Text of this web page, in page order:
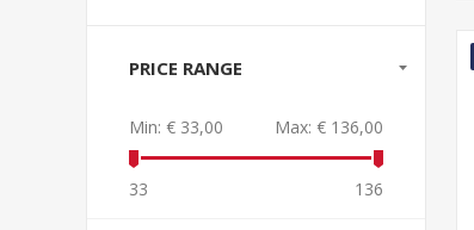
PRICE RANGE
Min: € 33,00 Max: € 136,00
33 136